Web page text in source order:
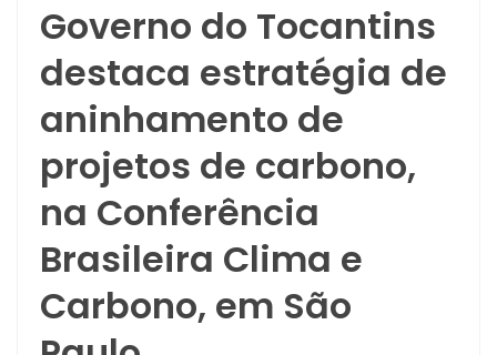
Governo do Tocantins
destaca estratégia de
aninhamento de
projetos de carbono,
na Conferência
Brasileira Clima e
Carbono, em São